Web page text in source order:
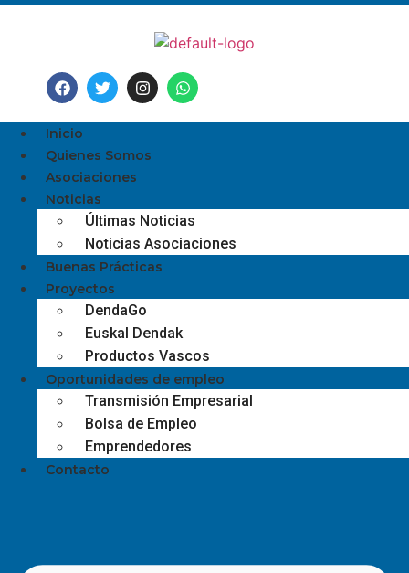
Inicio
Quienes Somos
Asociaciones
Noticias
Últimas Noticias
Noticias Asociaciones
Buenas Prácticas
Proyectos
DendaGo
Euskal Dendak
Productos Vascos
Oportunidades de empleo
Transmisión Empresarial
Bolsa de Empleo
Emprendedores
Contacto